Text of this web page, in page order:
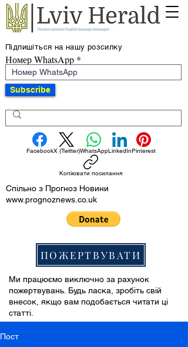
Підпишіться на нашу розсилку
Номер WhatsApp
Subscribe
FacebookX (Twitter)WhatsAppLinkedInPinterest
Копіювати посилання
Спільно з Прогноз Новини
www.prognoznews.co.uk
ПОЖЕРТВУВАТИ
Ми працюємо виключно за рахунок
пожертвувань. Будь ласка, зробіть свій
внесок, якщо вам подобається читати ці
статті.
Пост